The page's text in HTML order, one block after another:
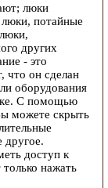
люки
потайные
других
- это
что он сделан
оборудования
С помощью
можете скрыть
другое.
доступ к
нажать